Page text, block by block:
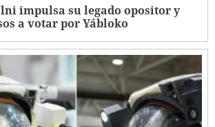
impulsa su legado opositor y
a votar por Yábloko